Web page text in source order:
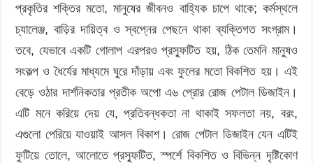
প্রকৃতির শক্তির মতো, মানুষের জীবনও বাহ্যিক চাপে থাকে; কর্মস্থলে
চ্যালেঞ্জ, বাড়ির দায়িত্ব ও স্বপ্নের পেছনে থাকা ব্যক্তিগত সংগ্রাম।
তবে, যেভাবে একটি গোলাপ এরপরও প্রস্ফুটিত হয়, ঠিক তেমনি মানুষও
সংকল্প ও ধৈর্যের মাধ্যমে ঘুরে দাঁড়ায় এবং ফুলের মতো বিকশিত হয়। এই
বেড়ে ওঠার দার্শনিকতার প্রতীক অপো এ৬ প্রোর রোজ পেটাল ডিজাইন।
এটি মনে করিয়ে দেয় যে, প্রতিবন্ধকতা না থাকাই সফলতা নয়, বরং,
এগুলো পেরিয়ে যাওয়াই আসল বিকাশ। রোজ পেটাল ডিজাইন যেন এটিই
ফুটিয়ে তোলে, আলোতে প্রস্ফুটিত, স্পর্শে বিকশিত ও বিভিন্ন দৃষ্টিকোণ